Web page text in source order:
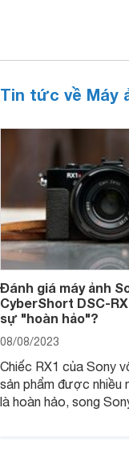
Tin tức về Máy
Đánh giá máy ảnh
CyberShort DSC-
sự "hoàn hảo"?
08/08/2023
Chiếc RX1 của Sony
sản phẩm được nhiều
là hoàn hảo, song